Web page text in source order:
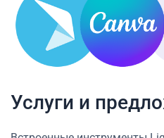
Услуги и